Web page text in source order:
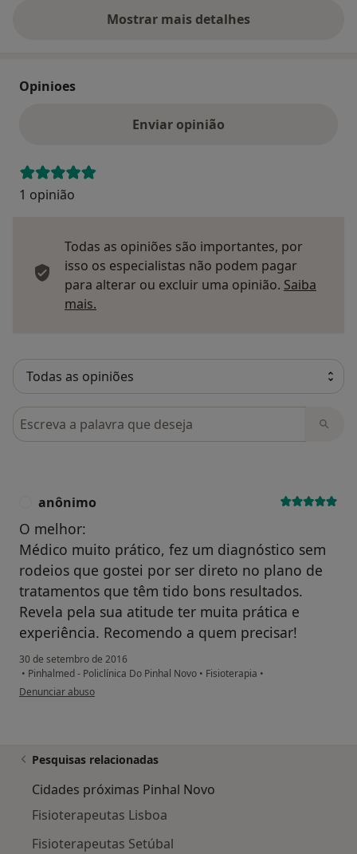
Mostrar mais detalhes
sobre o endereço
Opinioes
Enviar opinião
1 opinião
Todas as opiniões são importantes, por
isso os especialistas não podem pagar
para alterar ou excluir uma opinião. Saiba
mais.
Pesquisar em opiniões
anônimo
O melhor:
Médico muito prático, fez um diagnóstico sem
rodeios que gostei por ser direto no plano de
tratamentos que têm tido bons resultados.
Revela pela sua atitude ter muita prática e
experiência. Recomendo a quem precisar!
30 de setembro de 2016
• Pinhalmed - Policlínica Do Pinhal Novo • Fisioterapia •
na opinião do utilizador anônimo
Denunciar abuso
Pesquisas relacionadas
Cidades próximas Pinhal Novo
Fisioterapeutas Lisboa
Fisioterapeutas Setúbal